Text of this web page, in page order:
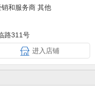
和服务商 其他
路311号
进入店铺